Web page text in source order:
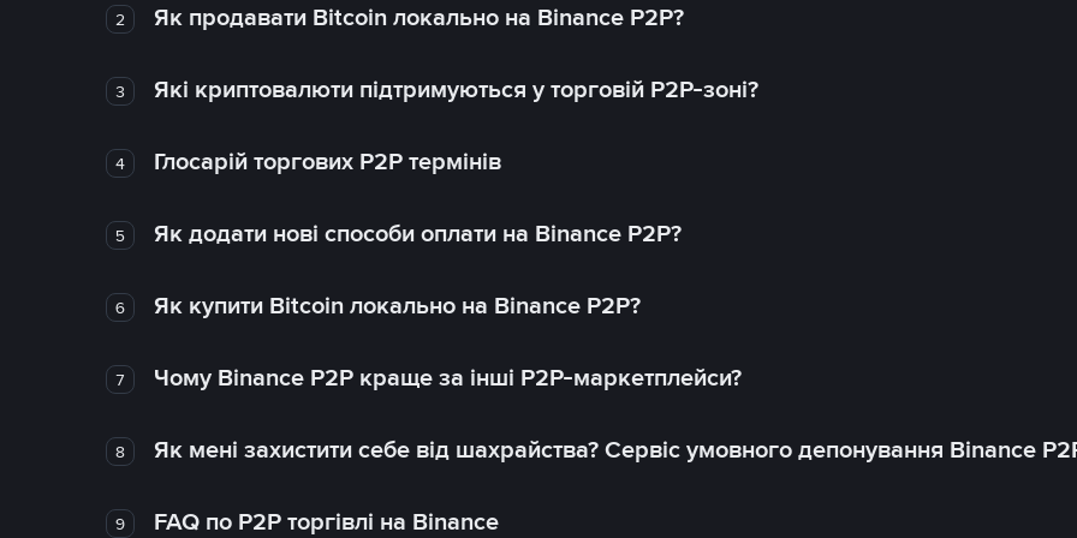
2 Як продавати Bitcoin локально на Binance P2P?
3 Які криптовалюти підтримуються у торговій P2P-зоні?
4 Глосарій торгових P2P термінів
5 Як додати нові способи оплати на Binance P2P?
6 Як купити Bitcoin локально на Binance P2P?
7 Чому Binance P2P краще за інші P2P-маркетплейси?
8 Як мені захистити себе від шахрайства? Сервіс умовного депонування Binance
9 FAQ по P2P торгівлі на Binance